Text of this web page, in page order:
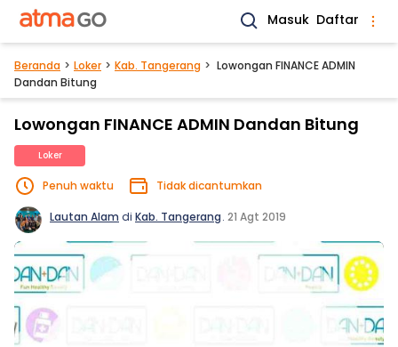
Masuk Daftar
Beranda Loker Kab. Tangerang
Lowongan FINANCE ADMIN
Dandan Bitung
Lowongan FINANCE ADMIN Dandan Bitung
Loker
Penuh waktu Tidak dicantumkan
Lautan Alam di Kab. Tangerang. 21 Agt 2019